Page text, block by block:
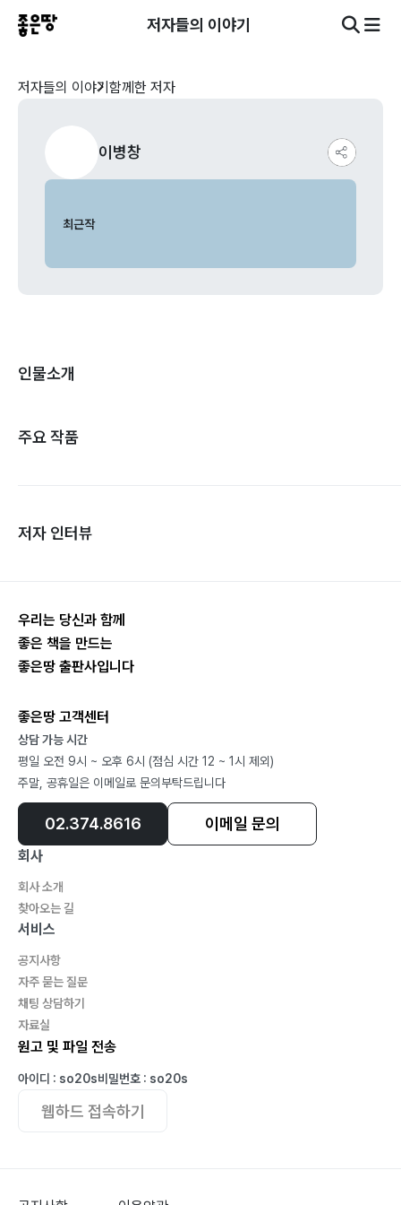
저자들의 이야기
저자들의 이야기 함께한 저자
이병창
최근작
인물소개
주요 작품
저자 인터뷰
우리는 당신과 함께
좋은 책을 만드는
좋은땅 출판사입니다
좋은땅 고객센터
상담 가능 시간
평일 오전 9시 ~ 오후 6시 (점심 시간 12 ~ 1시 제외)
주말, 공휴일은 이메일로 문의부탁드립니다
02.374.8616 이메일 문의
회사
회사 소개
찾아오는 길
서비스
공지사항
자주 묻는 질문
채팅 상담하기
자료실
원고 및 파일 전송
아이디 : so20s비밀번호 : so20s
웹하드 접속하기